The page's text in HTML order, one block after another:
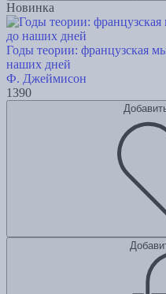
Новинка
Годы теории: французская
наших дней
Ф. Джеймисон
1390